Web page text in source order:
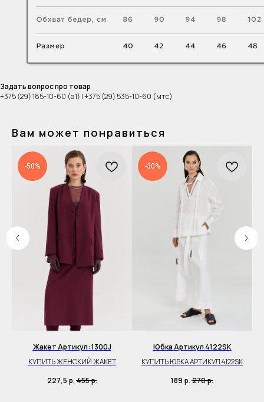
Задать вопрос про товар
+375 (29) 185-10-60 (а1) | +375 (29) 535-10-60 (мтс)
Вам может понравиться
-50%
Жакет Артикул: 1300J
КУПИТЬ ЖЕНСКИЙ ЖАКЕТ
227,5 р. 455р.
-30%
Юбка Артикул 4122SK
КУПИТЬ ЮБКА АРТИКУЛ 4122SK
189 р. 270р.